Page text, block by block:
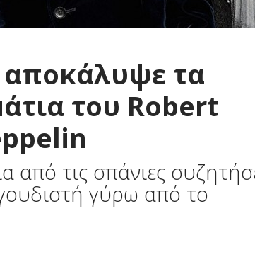
αποκάλυψε τα
του Robert
από τις σπάνιες
γύρω από το